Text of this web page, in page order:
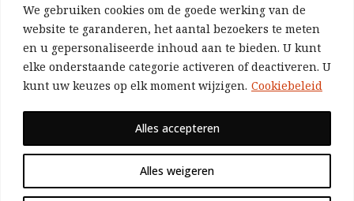
We gebruiken cookies om de goede werking van de
website te garanderen, het aantal bezoekers te meten
en u gepersonaliseerde inhoud aan te bieden. U kunt
elke onderstaande categorie activeren of deactiveren. U
kunt uw keuzes op elk moment wijzigen. Cookiebeleid
Alles weigeren
Alles accepteren
Aangezien we volledig zelf gefinancierd zijn
(zonder subsidies, zonder commerciële
advertenties en zonder rijke sponsors), zijn we
voor de publicatie van ons tijdschrift uitsluitend
afhankelijk van de financiële steun van onze
Bij voorbaat dank voor uw solidariteit.